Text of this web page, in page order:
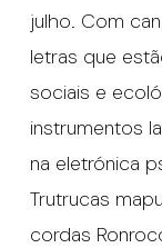
julho. Com
letras que
sociais e
instrumentos
na eletrónica
Trutrucas
cordas